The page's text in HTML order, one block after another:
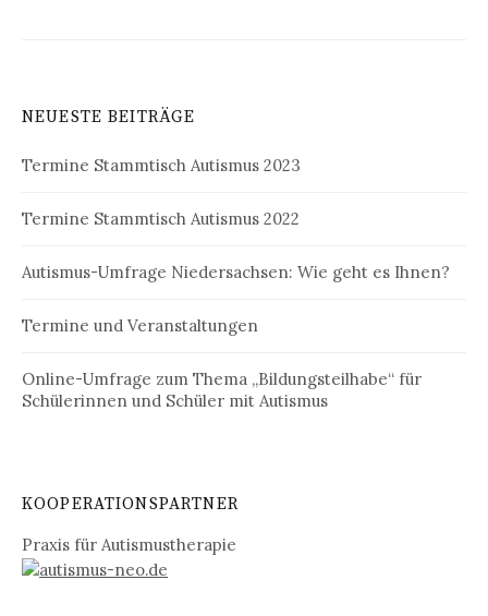
NEUESTE BEITRÄGE
Termine Stammtisch Autismus 2023
Termine Stammtisch Autismus 2022
Autismus-Umfrage Niedersachsen: Wie geht es Ihnen?
Termine und Veranstaltungen
Online-Umfrage zum Thema „Bildungsteilhabe“ für
Schülerinnen und Schüler mit Autismus
KOOPERATIONSPARTNER
Praxis für Autismustherapie